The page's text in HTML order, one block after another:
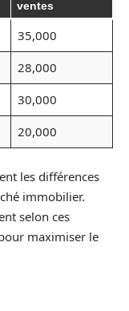
ventes
35,000
28,000
30,000
20,000
les différences
immobilier.
selon ces
maximiser le